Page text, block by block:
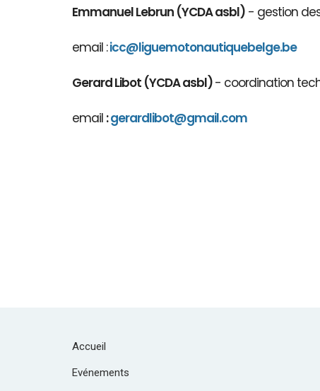
Emmanuel Lebrun (YCDA asbl) - gestion des
email :icc@liguemotonautiquebelge.be
Gerard Libot (YCDA asbl)- coordination
email :gerardlibot@gmail.com
Accueil
Evénements